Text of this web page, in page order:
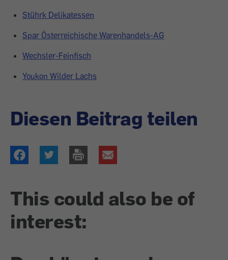
Stührk Delikatessen
Spar Österreichische Warenhandels-AG
Wechsler-Feinfisch
Youkon Wilder Lachs
Diesen Beitrag teilen
This could also be of
interest: